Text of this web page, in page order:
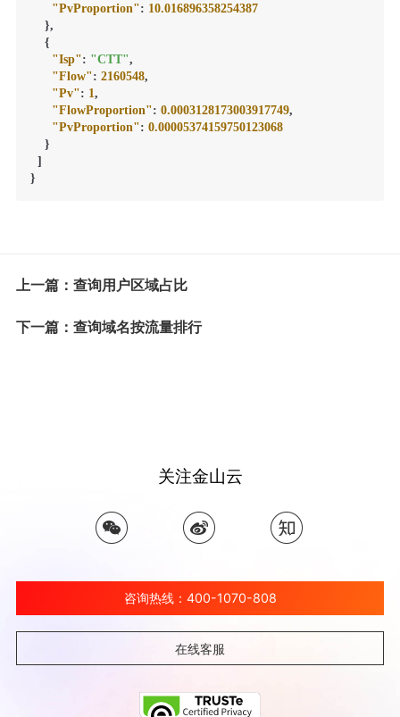
"PvProportion": 10.016896358254387
},
{
"Isp": "CTT",
"Flow": 2160548,
"Pv": 1 ,
"FlowProportion": 0.0003128173003917749,
"PvProportion": 0.00005374159750123068
}
]
}
上一篇：查询用户区域占比
下一篇：查询域名按流量排行
关注金山云
咨询热线：400-1070-808
在线客服